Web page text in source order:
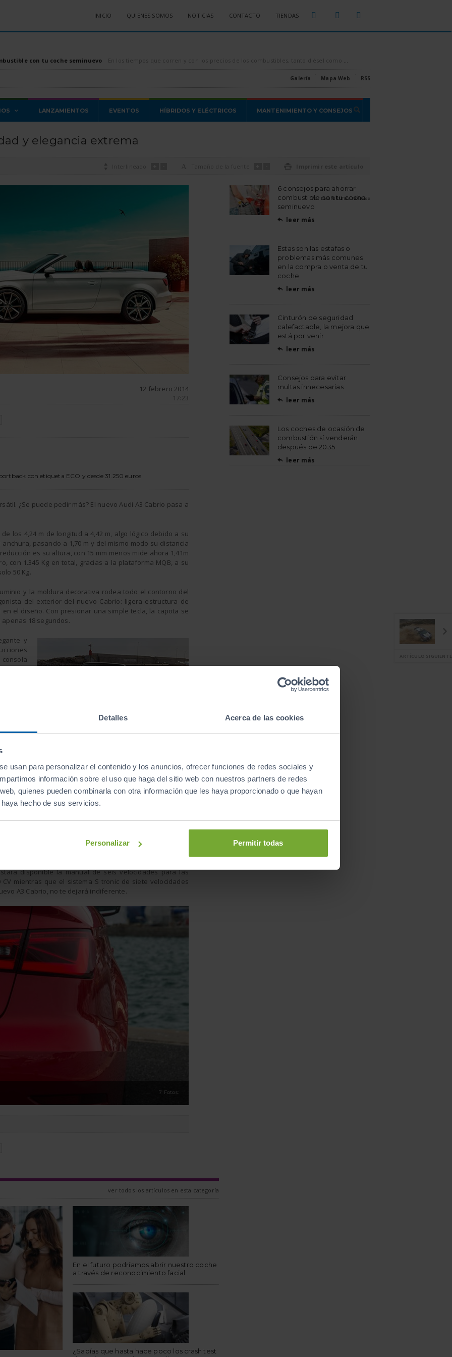
Detalles Acerca de las cookies
usan para personalizar el contenido y los anuncios, ofrecer funciones de redes sociales y
información sobre el uso que haga del sitio web con nuestros partners de redes
quienes pueden combinarla con otra información que les haya proporcionado o que hayan
hecho de sus servicios.
Personalizar Permitir todas
INICIO QUIENES SOMOS NOTICIAS CONTACTO TIENDAS
con tu coche seminuevo En los tiempos que corren y con los precios de los combustibles, tanto diésel como gasolina, disparados por los aires, es conveniente intentar ahorrar todo el combustible que se pueda, [...]
Galería Mapa Web RSS
LANZAMIENTOS EVENTOS HÍBRIDOS Y ELÉCTRICOS MANTENIMIENTO Y CONSEJOS
y elegancia extrema
12 febrero 2014
17:23
con etiqueta ECO y desde 31.250 euros
¿Se puede pedir más? El nuevo Audi A3 Cabrio pasa a
los 4,24 m de longitud a 4,42 m, algo lógico debido a su
pasando a 1,70 m y del mismo modo su distancia
es su altura, con 15 mm menos mide ahora 1,41m
con 1.345 Kg en total, gracias a la plataforma MQB, a su
50 Kg.
y la moldura decorativa rodea todo el contorno del
del exterior del nuevo Cabrio: ligera estructura de
el diseño. Con presionar una simple tecla, la capota se
18 segundos.
y
aros
el
abatibles, ofreciendo una apertura de carga muy ancha
de equipamiento disponibles sonAttraction,Ambition
por tres motorizaciones: 1.4 TFSI gasolina de 140 CV y
a diesel, de momento solo estará disponible el 2.0 TDI
la regulación de emisiones Euro6 y bajan las cifras de
Del mismo modo, se reduce el consumo en un 13% y
irán desde el 1.6 TDI con 110 CV hasta el 2.0 TFSI que
Todos los motores combinan tecnología de inyección
stop.
disponible la manual de seis velocidades para las
CV mientras que el sistema S tronic de siete velocidades
A3 Cabrio, no te dejará indiferente.
7 Fotos:
ver todos los artículos en esta categoría
En el futuro podríamos abrir nuestro coche
a través de reconocimiento facial
¿Sabías que hasta hace poco los crash test
Ver más últimas noticias
6 consejos para ahorrar
combustible con tu coche
seminuevo
 leer más
Estas son las estafas o
problemas más comunes
en la compra o venta de tu
coche
 leer más
Cinturón de seguridad
calefactable, la mejora que
está por venir
 leer más
Consejos para evitar
multas innecesarias
 leer más
Los coches de ocasión de
combustión sí venderán
después de 2035
 leer más